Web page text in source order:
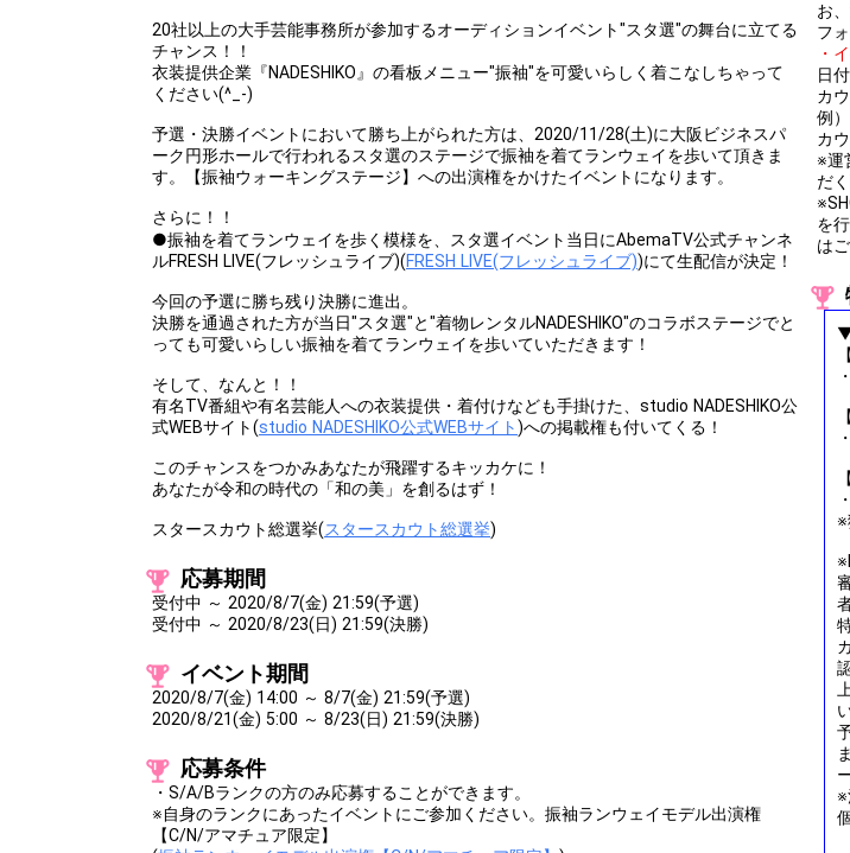
20社以上の大手芸能事務所が参加するオーディションイベント"スタ選"の舞台に立てる
チャンス！！
衣装提供企業『NADESHIKO』の看板メニュー"振袖"を可愛いらしく着こなしちゃって
ください(^_-)
予選・決勝イベントにおいて勝ち上がられた方は、2020/11/28(土)に大阪ビジネスパ
ーク円形ホールで行われるスタ選のステージで振袖を着てランウェイを歩いて頂きま
す。【振袖ウォーキングステージ】への出演権をかけたイベントになります。
さらに！！
●振袖を着てランウェイを歩く模様を、スタ選イベント当日にAbemaTV公式チャンネ
ルFRESH LIVE(フレッシュライブ)(FRESH LIVE(フレッシュライブ))にて生配信が決定！
今回の予選に勝ち残り決勝に進出。
決勝を通過された方が当日"スタ選"と"着物レンタルNADESHIKO"のコラボステージでと
っても可愛いらしい振袖を着てランウェイを歩いていただきます！
そして、なんと！！
有名TV番組や有名芸能人への衣装提供・着付けなども手掛けた、studio NADESHIKO公
式WEBサイト(studio NADESHIKO公式WEBサイト)への掲載権も付いてくる！
このチャンスをつかみあなたが飛躍するキッカケに！
あなたが令和の時代の「和の美」を創るはず！
スタースカウト総選挙(スタースカウト総選挙)
応募期間
受付中 ～ 2020/8/7(金) 21:59(予選)
受付中 ～ 2020/8/23(日) 21:59(決勝)
イベント期間
2020/8/7(金) 14:00 ～ 8/7(金) 21:59(予選)
2020/8/21(金) 5:00 ～ 8/23(日) 21:59(決勝)
応募条件
・S/A/Bランクの方のみ応募することができます。
※自身のランクにあったイベントにご参加ください。振袖ランウェイモデル出演権
【C/N/アマチュア限定】
お
フ
・
日
カ
例
カ
※運
だ
を
は
※
※